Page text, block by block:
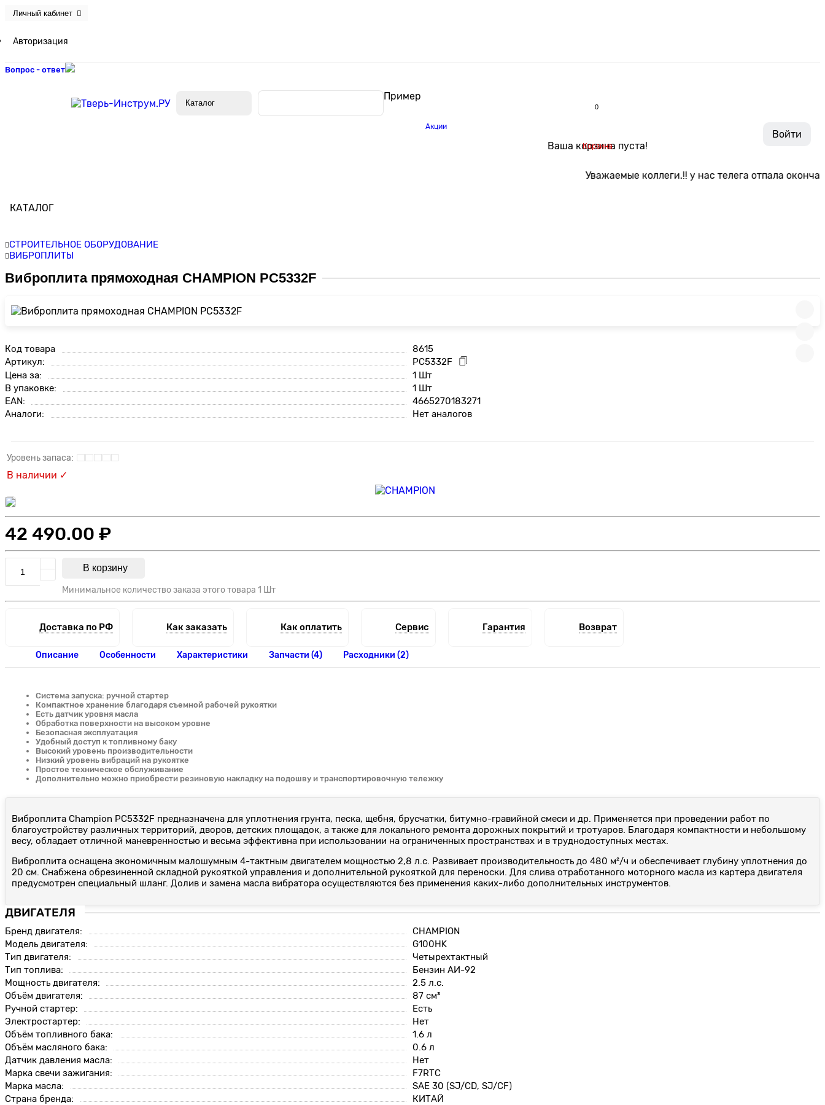
Личный кабинет
Авторизация
Вопрос - ответ
Каталог
Пример
Акции
0
Ваша корзина пуста!
Корзина
Войти
Уважаемые коллеги.!! у нас телега отпала
КАТАЛОГ
СТРОИТЕЛЬНОЕ ОБОРУДОВАНИЕ
ВИБРОПЛИТЫ
Виброплита прямоходная CHAMPION PC5332F
Код товара
8615
Артикул:
PC5332F
Цена за:
1 Шт
В упаковке:
1 Шт
EAN:
4665270183271
Аналоги:
Нет аналогов
В наличии ✓
42 490.00 ₽
В корзину
Минимальное количество заказа этого товара 1 Шт
Доставка по РФ Как заказать Как оплатить Сервис Гарантия Возврат
Описание Особенности Характеристики Запчасти (4) Расходники (2)
Система запуска: ручной стартер
Компактное хранение благодаря съемной рабочей рукоятки
Есть датчик уровня масла
Обработка поверхности на высоком уровне
Безопасная эксплуатация
Удобный доступ к топливному баку
Высокий уровень производительности
Низкий уровень вибраций на рукоятке
Простое техническое обслуживание
Дополнительно можно приобрести резиновую накладку на подошву и транспортировочную тележку
Виброплита Champion PC5332F предназначена для уплотнения грунта, песка, щебня, брусчатки, битумно-гравийной смеси и др. Применяется при проведении работ по
благоустройству различных территорий, дворов, детских площадок, а также для локального ремонта дорожных покрытий и тротуаров. Благодаря компактности и небольшому
весу, обладает отличной маневренностью и весьма эффективна при использовании на ограниченных пространствах и в труднодоступных местах.
Виброплита оснащена экономичным малошумным 4-тактным двигателем мощностью 2,8 л.с. Развивает производительность до 480 м²/ч и обеспечивает глубину уплотнения до
20 см. Снабжена обрезиненной складной рукояткой управления и дополнительной рукояткой для переноски. Для слива отработанного моторного масла из картера двигателя
предусмотрен специальный шланг. Долив и замена масла вибратора осуществляются без применения каких-либо дополнительных инструментов.
ДВИГАТЕЛЯ
Бренд двигателя:
CHAMPION
Модель двигателя:
G100HK
Тип двигателя:
Четырехтактный
Тип топлива:
Бензин АИ-92
Мощность двигателя:
2.5 л.с.
Объём двигателя:
87 см³
Ручной стартер:
Есть
Электростартер:
Нет
Объём топливного бака:
1.6 л
Объём масляного бака:
0.6 л
Датчик давления масла:
Нет
Марка свечи зажигания:
F7RTC
Марка масла:
SAE 30 (SJ/CD, SJ/CF)
Страна бренда:
КИТАЙ